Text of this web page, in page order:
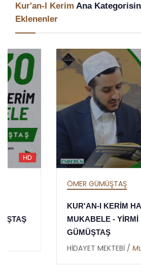
Kur'an-I Kerim Ana
Eklenenler
ÖMER GÜMÜŞTAŞ
KUR'AN-I KERİM HATM-İ ŞERİF -
MUKABELE - YİRMİ
HİDAYET MEKTEBİ /Mukabele